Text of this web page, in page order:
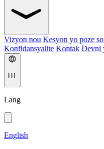
Vizyon nou Kesyon yo poze
Konfidansyalite Kontak Devni
HT
Lang
English